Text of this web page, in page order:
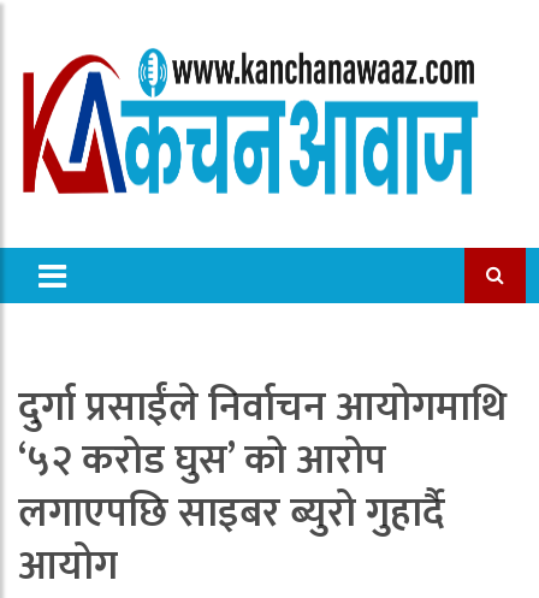
दुर्गा प्रसाईंले निर्वाचन आयोगमाथि
‘५२ करोड घुस’ को आरोप
लगाएपछि साइबर ब्युरो गुहार्दै
आयोग